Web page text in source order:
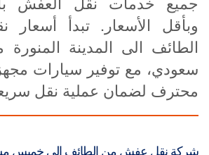
وبأقل الأسعار. تبدأ أسعار
سعودي، مع توفير سيارات
محترف لضمان عملية نقل
شركة نقل عفش من الطائف الى خميس